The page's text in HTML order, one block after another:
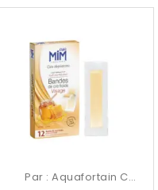
Par : Aquafortain Cosmetics